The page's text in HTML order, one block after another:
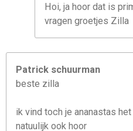
Hoi, ja hoor dat is
vragen groetjes Zilla
Patrick schuurman
beste zilla
ik vind toch je ananastas
natuulijk ook hoor